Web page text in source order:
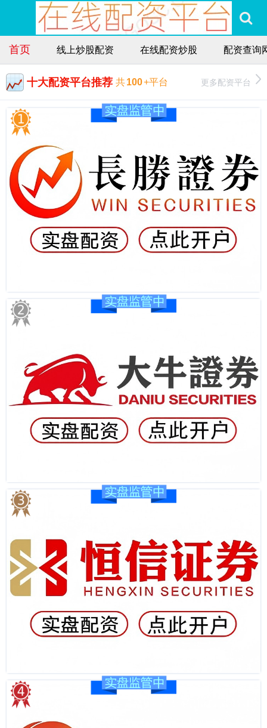
首页 线上炒股配资 在线配资炒股 配资查询
十大配资平台推荐 共100+平台 更多配资平台